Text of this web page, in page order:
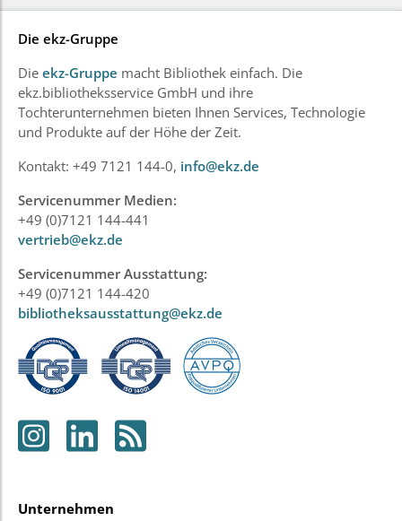
Die ekz-Gruppe
Die ekz-Gruppe macht Bibliothek einfach. Die
ekz.bibliotheksservice GmbH und ihre
Tochterunternehmen bieten Ihnen Services, Technologie
und Produkte auf der Höhe der Zeit.
Kontakt: +49 7121 144-0, info@ekz.de
Servicenummer Medien:
+49 (0)7121 144-441
vertrieb@ekz.de
Servicenummer Ausstattung:
+49 (0)7121 144-420
bibliotheksausstattung@ekz.de
Unternehmen